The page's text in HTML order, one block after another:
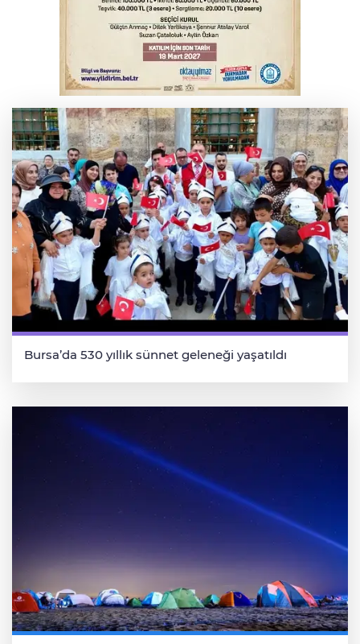
Bursa'da yolcu otobüsünün çarptığı
kadın ağır yaralandı
2 katlı 24 kişilik işçi konteynerinde
yangın
Bursa’da 530 yıllık sünnet geleneği yaşatıldı